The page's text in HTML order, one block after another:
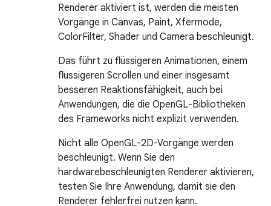
Renderer aktiviert ist, werden die meisten
Vorgänge in Canvas, Paint, Xfermode,
ColorFilter, Shader und Camera beschleunigt.
Das führt zu flüssigeren Animationen, einem
flüssigeren Scrollen und einer insgesamt
besseren Reaktionsfähigkeit, auch bei
Anwendungen, die die OpenGL-Bibliotheken
des Frameworks nicht explizit verwenden.
Nicht alle OpenGL-2D-Vorgänge werden
beschleunigt. Wenn Sie den
hardwarebeschleunigten Renderer aktivieren,
testen Sie Ihre Anwendung, damit sie den
Renderer fehlerfrei nutzen kann.